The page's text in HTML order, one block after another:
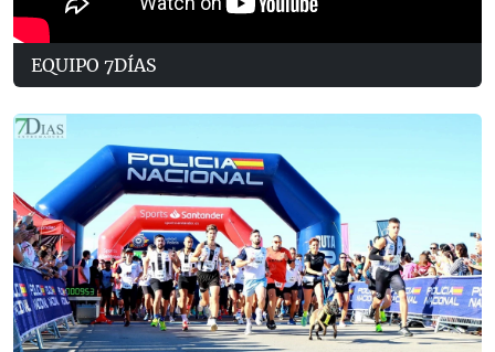
EQUIPO 7DÍAS